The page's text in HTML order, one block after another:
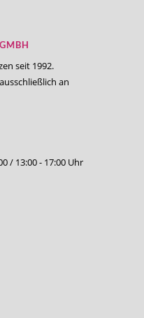
seit 1992.
an
/ 13:00 - 17:00 Uhr